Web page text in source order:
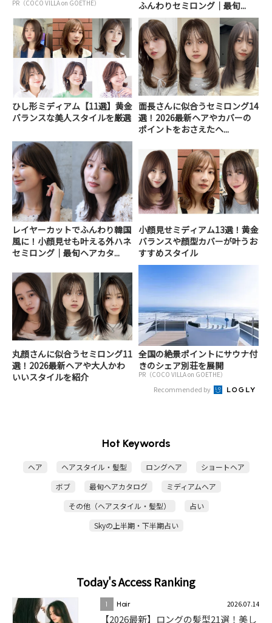
PR（COCO VILLA on GOETHE） ふんわりセミロング｜最旬...
ひし形ミディアム【11選】黄金
バランスな美人スタイルを厳選
面長さんに似合うセミロング14
選！2026最新ヘアやカバーの
ポイントをおさえたヘ...
レイヤーカットでふんわり韓国
風に！小顔見せも叶える外ハネ
セミロング｜最旬ヘアカタ...
小顔見せミディアム13選！黄金
バランスや顔型カバーが叶うお
すすめスタイル
丸顔さんに似合うセミロング11
選！2026最新ヘアや大人かわ
いいスタイルを紹介
全国の絶景ポイントにサウナ付
きのシェア別荘を展開
PR（COCO VILLA on GOETHE）
Recommended by
Hot Keywords
ヘア ヘアスタイル・髪型 ロングヘア
ショートヘア
ボブ
最旬ヘアカタログ
ミディアムヘア
その他（ヘアスタイル・髪型）
占い
Skyの上半期・下半期占い
Today's Access Ranking
1 Hair 2026.07.14
【2026最新】ロングの髪型21選！美し